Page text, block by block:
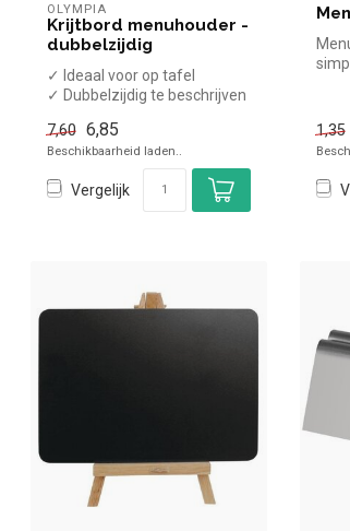
OLYMPIA
Krijtbord menuhouder -
dubbelzijdig
✓ Ideaal voor op tafel
✓ Dubbelzijdig te beschrijven
7,60 6,85
Beschikbaarheid laden..
Vergelijk
1,35